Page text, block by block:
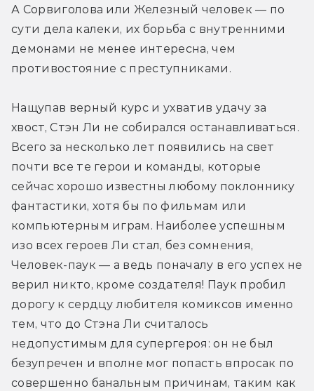
А Сорвиголова или Железный человек — по
сути дела калеки, их борьба с внутренними
демонами не менее интересна, чем
противостояние с преступниками.
Нащупав верный курс и ухватив удачу за
хвост, Стэн Ли не собирался останавливаться.
Всего за несколько лет появились на свет
почти все те герои и команды, которые
сейчас хорошо известны любому поклоннику
фантастики, хотя бы по фильмам или
компьютерным играм. Наиболее успешным
изо всех героев Ли стал, без сомнения,
Человек-паук — а ведь поначалу в его успех не
верил никто, кроме создателя! Паук пробил
дорогу к сердцу любителя комиксов именно
тем, что до Стэна Ли считалось
недопустимым для супергероя: он не был
безупречен и вполне мог попасть впросак по
совершенно банальным причинам, таким как